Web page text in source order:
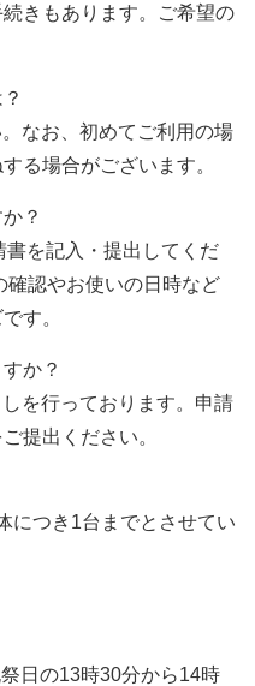
きもあります。ご希望の
なお、初めてご利用の場
る場合がございます。
？
を記入・提出してくだ
確認やお使いの日時など
す。
か？
を行っております。申請
提出ください。
につき1台までとさせてい
日の13時30分から14時